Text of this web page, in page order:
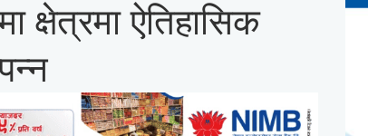
क्षेत्रमा ऐतिहासिक